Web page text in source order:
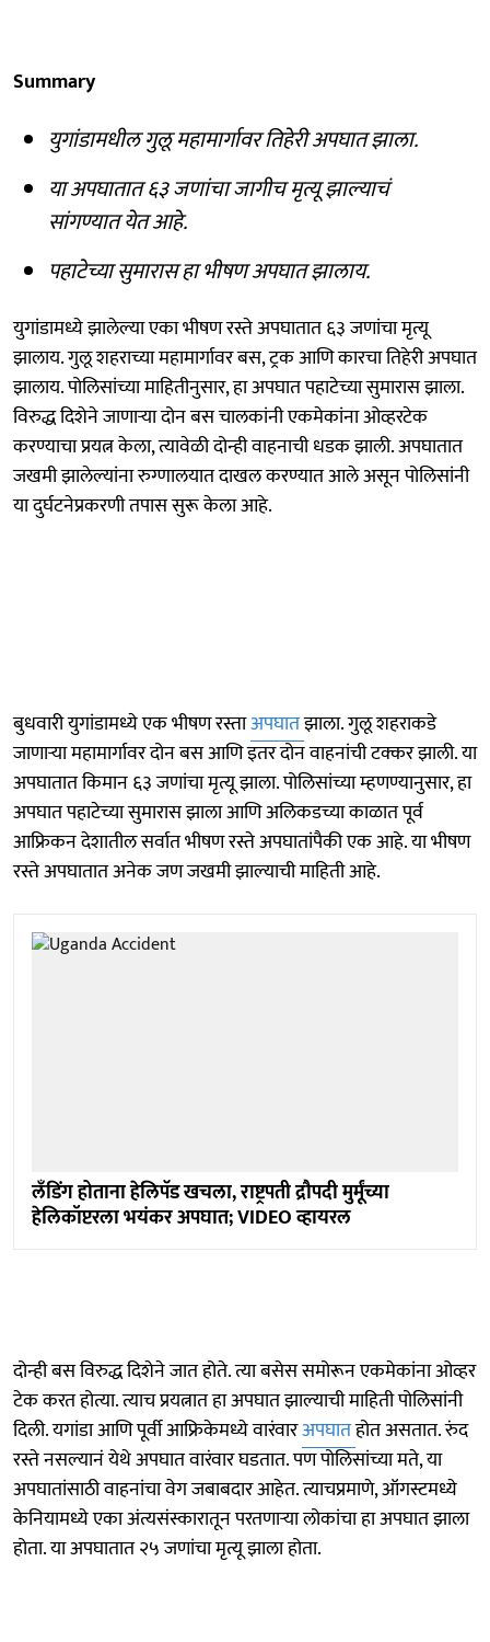
Summary
युगांडामधील गुलू महामार्गावर तिहेरी अपघात झाला.
या अपघातात ६३ जणांचा जागीच मृत्यू झाल्याचं
सांगण्यात येत आहे.
पहाटेच्या सुमारास हा भीषण अपघात झालाय.
युगांडामध्ये झालेल्या एका भीषण रस्ते अपघातात ६३ जणांचा मृत्यू
झालाय. गुलू शहराच्या महामार्गावर बस, ट्रक आणि कारचा तिहेरी अपघात
झालाय. पोलिसांच्या माहितीनुसार, हा अपघात पहाटेच्या सुमारास झाला.
विरुद्ध दिशेने जाणाऱ्या दोन बस चालकांनी एकमेकांना ओव्हरटेक
करण्याचा प्रयत्न केला, त्यावेळी दोन्ही वाहनाची धडक झाली. अपघातात
जखमी झालेल्यांना रुग्णालयात दाखल करण्यात आले असून पोलिसांनी
या दुर्घटनेप्रकरणी तपास सुरू केला आहे.
बुधवारी युगांडामध्ये एक भीषण रस्ताअपघातझाला. गुलू शहराकडे
जाणाऱ्या महामार्गावर दोन बस आणि इतर दोन वाहनांची टक्कर झाली. या
अपघातात किमान ६३ जणांचा मृत्यू झाला. पोलिसांच्या म्हणण्यानुसार, हा
अपघात पहाटेच्या सुमारास झाला आणि अलिकडच्या काळात पूर्व
आफ्रिकन देशातील सर्वात भीषण रस्ते अपघातांपैकी एक आहे. या भीषण
रस्ते अपघातात अनेक जण जखमी झाल्याची माहिती आहे.
लँडिंग होताना हेलिपॅड खचला, राष्ट्रपती द्रौपदी मुर्मूंच्या
हेलिकॉप्टरला भयंकर अपघात; VIDEO व्हायरल
दोन्ही बस विरुद्ध दिशेने जात होते. त्या बसेस समोरून एकमेकांना ओव्हर
टेक करत होत्या. त्याच प्रयत्नात हा अपघात झाल्याची माहिती पोलिसांनी
दिली. यगांडा आणि पूर्वी आफ्रिकेमध्ये वारंवारअपघातहोत असतात. रुंद
रस्ते नसल्यानं येथे अपघात वारंवार घडतात. पण पोलिसांच्या मते, या
अपघातांसाठी वाहनांचा वेग जबाबदार आहेत. त्याचप्रमाणे, ऑगस्टमध्ये
केनियामध्ये एका अंत्यसंस्कारातून परतणाऱ्या लोकांचा हा अपघात झाला
होता. या अपघातात २५ जणांचा मृत्यू झाला होता.